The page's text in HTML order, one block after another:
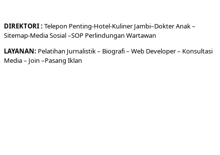
DIREKTORI: Telepon Penting-Hotel-KulinerJambi–DokterAnak –
Sitemap-Media Sosial –SOP Perlindungan Wartawan
LAYANAN: Pelatihan Jurnalistik – Biografi– Web Developer– Konsultasi
Media– Join –Pasang Iklan